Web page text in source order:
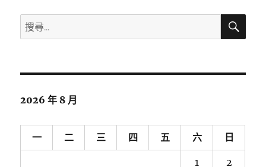
搜
尋
鍵
搜
2026 年 8 月
一 二 三 四 五 六 日
1 2